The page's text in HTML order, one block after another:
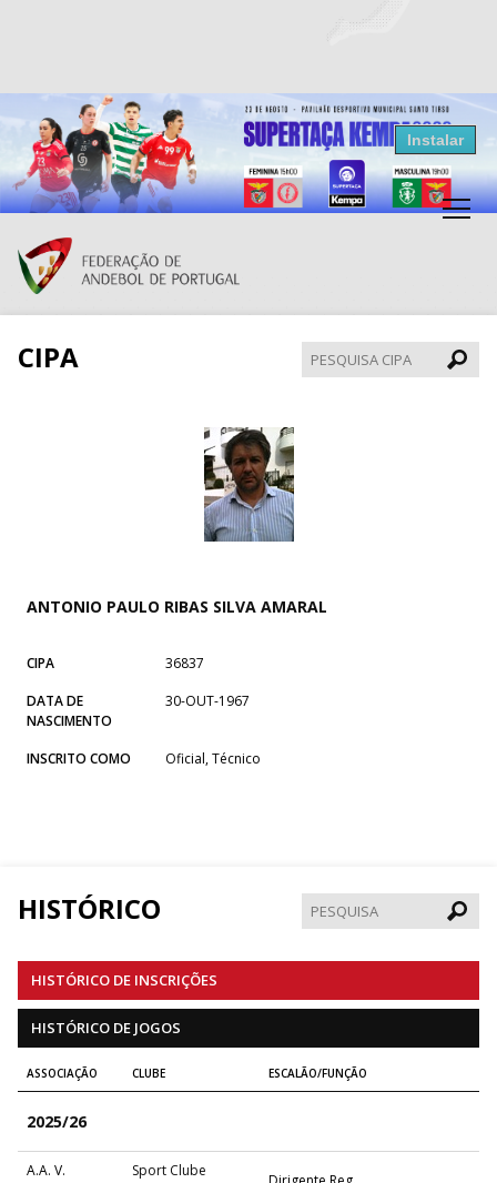
Resultados Andebol
Federação de Andebol de Portugal
Grátis - Disponivel na Play Store
Instalar
CIPA
CIPA
ANTONIO PAULO RIBAS SILVA AMARAL
CIPA
36837
DATA DE
NASCIMENTO
30-OUT-1967
INSCRITO COMO Oficial, Técnico
HISTÓRICO
HISTÓRICO DE INSCRIÇÕES
HISTÓRICO DE JOGOS
ASSOCIAÇÃO CLUBE ESCALÃO/FUNÇÃO
2025/26
A.A. V.
Sport Clube